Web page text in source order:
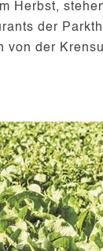
Herbst,
der
von der